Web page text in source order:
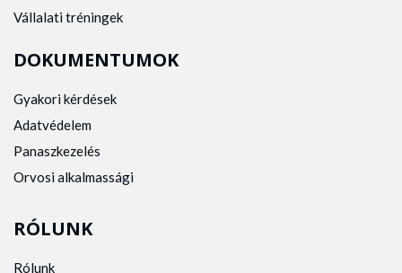
Vállalati tréningek
DOKUMENTUMOK
Gyakori kérdések
Adatvédelem
Panaszkezelés
Orvosi alkalmassági
RÓLUNK
Rólunk